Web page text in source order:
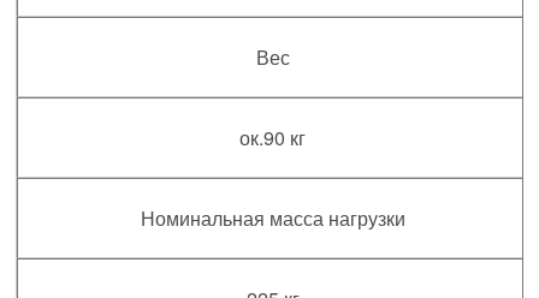
Вес
ок.90 кг
Номинальная масса нагрузки